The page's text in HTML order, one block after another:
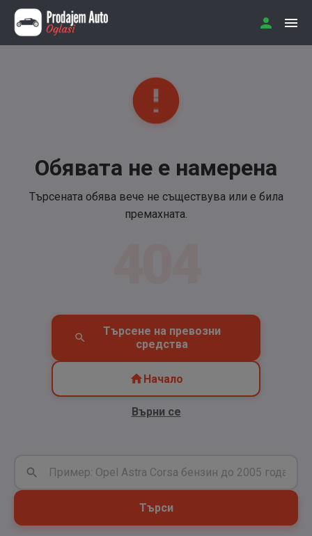
Обявата не е намерена
Търсената обява вече не съществува или е била
премахната.
Търсене на превозни
средства
Начало
Върни се
Търси